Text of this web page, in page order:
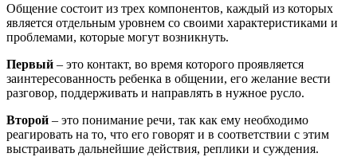
Общение состоит из трех компонентов, каждый из которых
является отдельным уровнем со своими характеристиками и
проблемами, которые могут возникнуть.
Первый – это контакт, во время которого проявляется
заинтересованность ребенка в общении, его желание вести
разговор, поддерживать и направлять в нужное русло.
Второй – это понимание речи, так как ему необходимо
реагировать на то, что его говорят и в соответствии с этим
выстраивать дальнейшие действия, реплики и суждения.